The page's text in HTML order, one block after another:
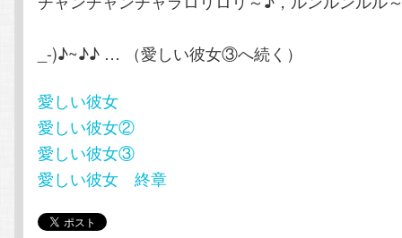
_-)♪~♪♪ … （愛しい彼女③へ続く）
愛しい彼女
愛しい彼女②
愛しい彼女③
愛しい彼女 終章